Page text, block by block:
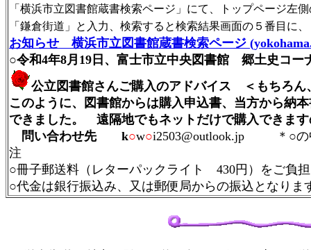
「横浜市立図書館蔵書検索ページ」にて、トップページ左
「鎌倉街道」と入力、検索すると検索結果画面の５番目に、
お知らせ 横浜市立図書館蔵書検索ページ
○令和4年8月19日、富士市立中央図書館 郷土史コー
公立図書館さんご購入のアドバイス ＜もちろん
このように、図書館からは購入申込書、当方から納
できました。 遠隔地でもネットだけで購入できま
問い合わせ先
k○w○i2503@outlook.jp ＊○の
注
○冊子郵送料（レターパックライト 430円）をご負
○代金は銀行振込み、又は郵便局からの振込となり